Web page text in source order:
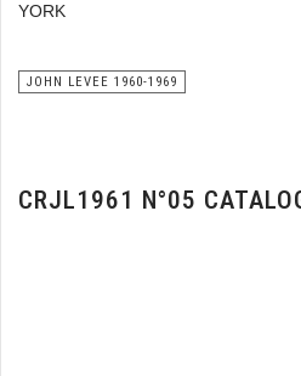
YORK
JOHN LEVEE 1960-1969
CRJL1961 N°05